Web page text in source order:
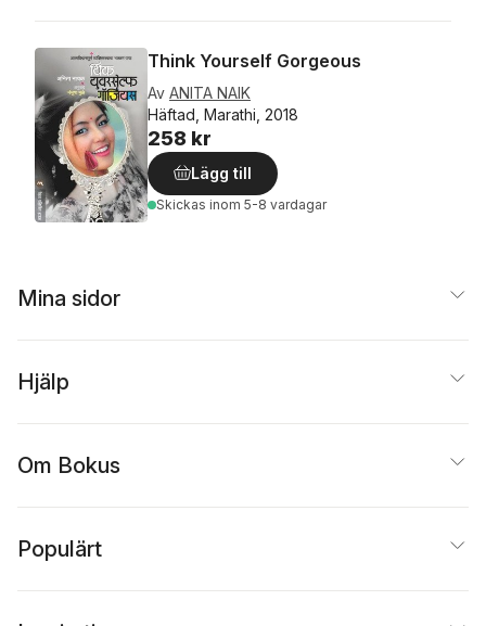
Think Yourself Gorgeous
Av ANITA NAIK
Häftad, Marathi, 2018
258 kr
Lägg till
Skickas inom 5-8 vardagar
Mina sidor
Hjälp
Om Bokus
Populärt